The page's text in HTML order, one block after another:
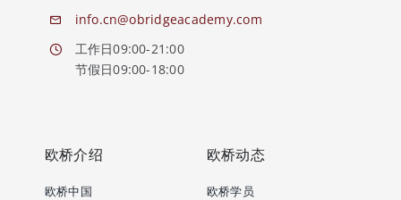
info.cn@obridgeacademy.com
工作日09:00-21:00
节假日09:00-18:00
欧桥介绍
欧桥中国
欧桥动态
欧桥学员